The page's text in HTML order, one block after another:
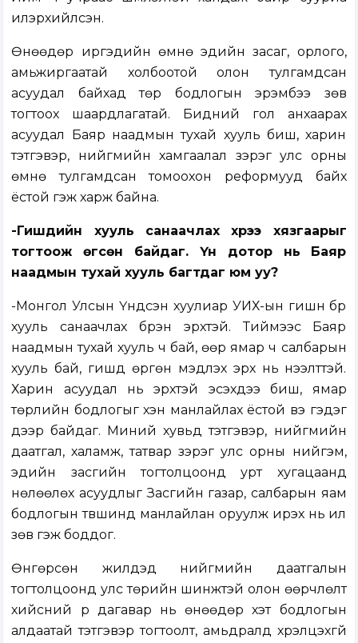
илэрхийлсэн.
Өнөөдөр иргэдийн өмнө эдийн засаг, орлого,
амьжиргаатай холбоотой олон тулгамдсан
асуудал байхад төр бодлогын эрэмбээ зөв
тогтоох шаардлагатай. Бидний гол анхаарах
асуудал Баяр наадмын тухай хууль биш, харин
тэтгэвэр, нийгмийн хамгаалал зэрэг улс орны
өмнө тулгамдсан томоохон реформууд байх
ёстой гэж харж байна.
-Гишүүдийн хууль санаачлах хүрээ хязгаарыг
тогтоож өгсөн байдаг. Үүн дотор нь Баяр
наадмын тухай хууль багтдаг юм уу?
-Монгол Улсын Үндсэн хуулиар УИХ-ын гишүүн бүр
хууль санаачлах бүрэн эрхтэй. Тиймээс Баяр
наадмын тухай хууль ч бай, өөр ямар ч салбарын
хууль бай, гишүүд өргөн мэдүүлэх эрх нь нээлттэй.
Харин асуудал нь эрхтэй эсэхдээ биш, ямар
төрлийн бодлогыг хэн манлайлах ёстой вэ гэдэг
дээр байдаг. Миний хувьд тэтгэвэр, нийгмийн
даатгал, халамж, татвар зэрэг улс орны нийгэм,
эдийн засгийн тогтолцоонд урт хугацаанд
нөлөөлөх асуудлыг Засгийн газар, салбарын яам
бодлогын түвшинд манлайлан оруулж ирэх нь илүү
зөв гэж боддог.
Өнгөрсөн жилүүдэд нийгмийн даатгалын
тогтолцоонд улс төрийн шинжтэй олон өөрчлөлт
хийсний үр дагавар нь өнөөдөр хэт бодлогын
алдаатай тэтгэвэр тогтоолт, амьдралд хүрэлцэхгүй